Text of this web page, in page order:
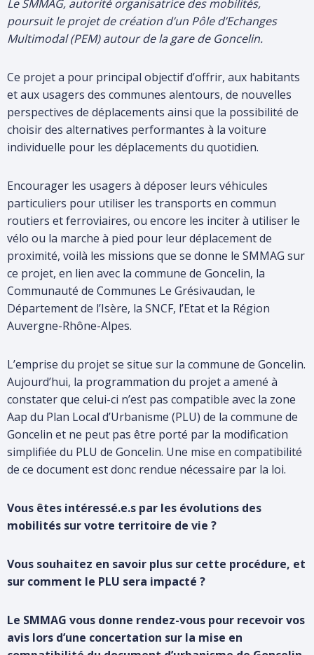
Saisissez
votre
Le SMMAG, autorité organisatrice des mobilités,
poursuit le projet de création d’un Pôle d’Echanges
Multimodal (PEM) autour de la gare de Goncelin.
Ce projet a pour principal objectif d’offrir, aux habitants
et aux usagers des communes alentours, de nouvelles
perspectives de déplacements ainsi que la possibilité de
choisir des alternatives performantes à la voiture
individuelle pour les déplacements du quotidien.
Encourager les usagers à déposer leurs véhicules
particuliers pour utiliser les transports en commun
routiers et ferroviaires, ou encore les inciter à utiliser le
vélo ou la marche à pied pour leur déplacement de
proximité, voilà les missions que se donne le SMMAG sur
ce projet, en lien avec la commune de Goncelin, la
Communauté de Communes Le Grésivaudan, le
Département de l’Isère, la SNCF, l’Etat et la Région
Auvergne-Rhône-Alpes.
L’emprise du projet se situe sur la commune de Goncelin.
Aujourd’hui, la programmation du projet a amené à
constater que celui-ci n’est pas compatible avec la zone
Aap du Plan Local d’Urbanisme (PLU) de la commune de
Goncelin et ne peut pas être porté par la modification
simplifiée du PLU de Goncelin. Une mise en compatibilité
de ce document est donc rendue nécessaire par la loi.
Vous êtes intéressé.e.s par les évolutions des
mobilités sur votre territoire de vie ?
Vous souhaitez en savoir plus sur cette procédure, et
sur comment le PLU sera impacté ?
Le SMMAG vous donne rendez-vous pour recevoir vos
avis lors d’une concertation sur la mise en